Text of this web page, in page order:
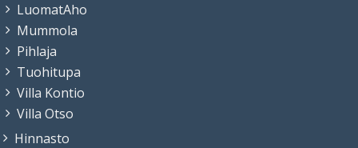
LuomatAho
Mummola
Pihlaja
Tuohitupa
Villa Kontio
Villa Otso
Hinnasto